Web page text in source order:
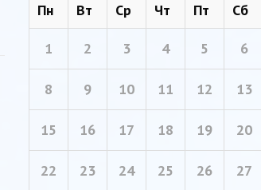
Пн
Вт Ср Чт Пт Сб
1 2 3 4 5 6
8 9 10 11 12 13
15 16 17 18 19 20
22 23 24 25 26 27